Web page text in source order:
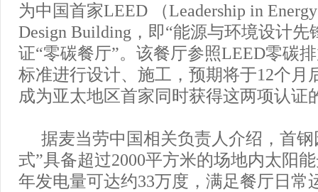
为中国首家LEED （Leadership in
Design Building，即“能源与环境设计先
证“零碳餐厅”。该餐厅参照LEED零碳
标准进行设计、施工，预期将于12个月
成为亚太地区首家同时获得这两项认证
据麦当劳中国相关负责人介绍，首
式”具备超过2000平方米的场地内太阳
年发电量可达约33万度，满足餐厅日常